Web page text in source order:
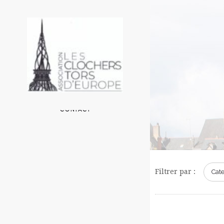
LES CLOCHERS EN EUROPE
UN PEU DE TECHNIQUE
AUTOUR DE L’ASSOCIATION
CONTACT
Filtrer par :